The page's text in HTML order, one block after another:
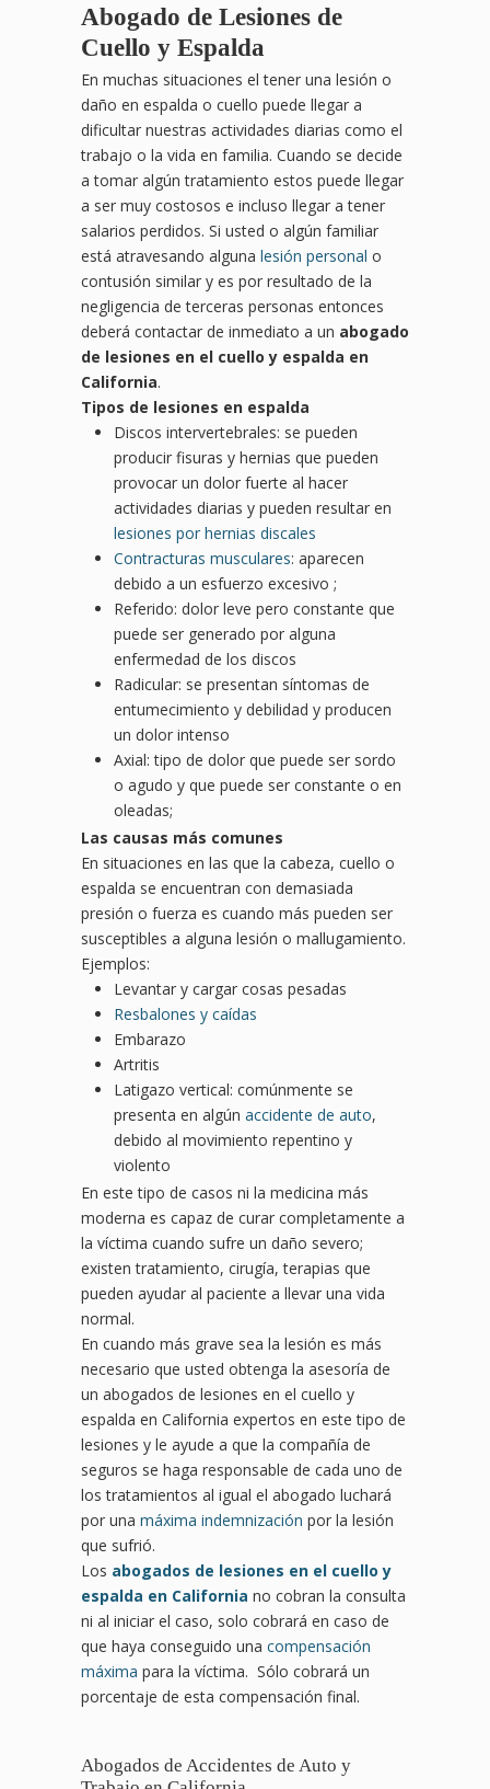
Abogado de Lesiones de
Cuello y Espalda
En muchas situaciones el tener una lesión o
daño en espalda o cuello puede llegar a
dificultar nuestras actividades diarias como el
trabajo o la vida en familia. Cuando se decide
a tomar algún tratamiento estos puede llegar
a ser muy costosos e incluso llegar a tener
salarios perdidos. Si usted o algún familiar
está atravesando alguna lesión personal o
contusión similar y es por resultado de la
negligencia de terceras personas entonces
deberá contactar de inmediato a un abogado
de lesiones en el cuello y espalda en
California.
Tipos de lesiones en espalda
Discos intervertebrales: se pueden
producir fisuras y hernias que pueden
provocar un dolor fuerte al hacer
actividades diarias y pueden resultar en
lesiones por hernias discales
Contracturas musculares: aparecen
debido a un esfuerzo excesivo ;
Referido: dolor leve pero constante que
puede ser generado por alguna
enfermedad de los discos
Radicular: se presentan síntomas de
entumecimiento y debilidad y producen
un dolor intenso
Axial: tipo de dolor que puede ser sordo
o agudo y que puede ser constante o en
oleadas;
Las causas más comunes
En situaciones en las que la cabeza, cuello o
espalda se encuentran con demasiada
presión o fuerza es cuando más pueden ser
susceptibles a alguna lesión o mallugamiento.
Ejemplos:
Levantar y cargar cosas pesadas
Resbalones y caídas
Embarazo
Artritis
Latigazo vertical: comúnmente se
presenta en algún accidente de auto,
debido al movimiento repentino y
violento
En este tipo de casos ni la medicina más
moderna es capaz de curar completamente a
la víctima cuando sufre un daño severo;
existen tratamiento, cirugía, terapias que
pueden ayudar al paciente a llevar una vida
normal.
En cuando más grave sea la lesión es más
necesario que usted obtenga la asesoría de
un abogados de lesiones en el cuello y
espalda en California expertos en este tipo de
lesiones y le ayude a que la compañía de
seguros se haga responsable de cada uno de
los tratamientos al igual el abogado luchará
por una máxima indemnización por la lesión
que sufrió.
Los abogados de lesiones en el cuello y
espalda en California no cobran la consulta
ni al iniciar el caso, solo cobrará en caso de
que haya conseguido una compensación
máxima para la víctima. Sólo cobrará un
porcentaje de esta compensación final.
Abogados de Accidentes de Auto y